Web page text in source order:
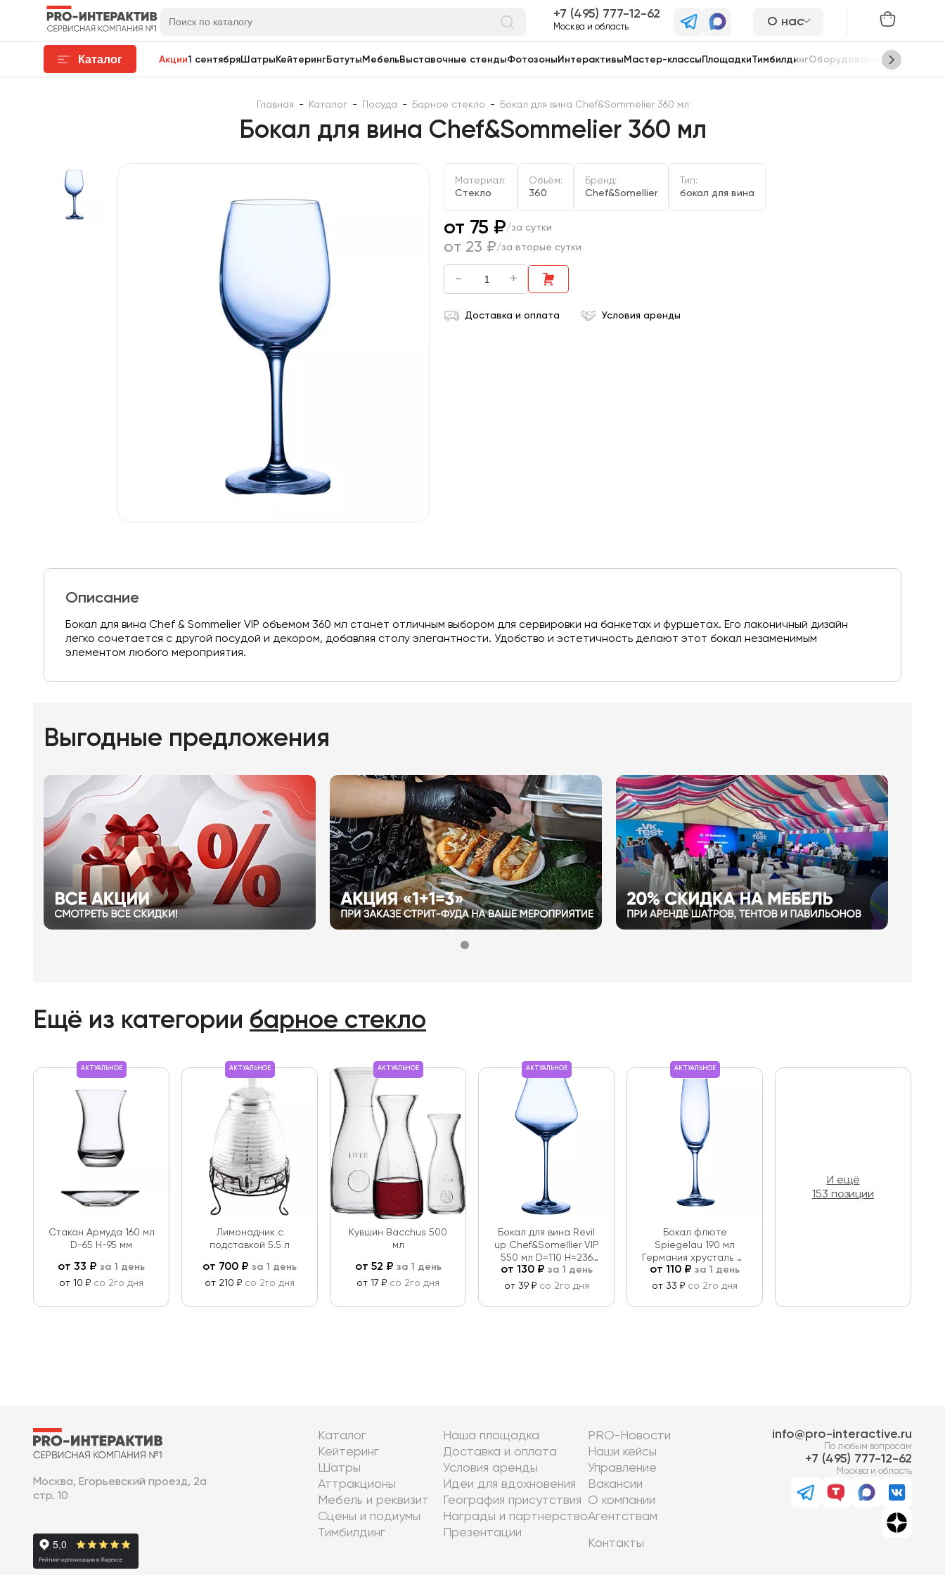
7 (495) 777-12-62
Москва и область О нас
Каталог Акции1 сентябряШатры КейтерингБатуты МебельВыставочные стендыФотозоны Интерактивы Мастер-классы ПлощадкиТимбилдингОборудование Сцены
Главная - Каталог - Посуда - Барное стекло - Бокал для вина Chef&Sommelier 360 мл
Бокал для вина Chef&Sommelier 360 мл
Материал:
Стекло
Объём:
360
Бренд:
Chef&Somellier
Тип:
бокал для вина
от 75 ₽/за сутки
от 23 ₽/за вторые сутки
- +
Доставка и оплата Условия аренды
Описание
Бокал для вина Chef & Sommelier VIP объемом 360 мл станет отличным выбором для сервировки на банкетах и фуршетах. Его лаконичный дизайн
легко сочетается с другой посудой и декором, добавляя столу элегантности. Удобство и эстетичность делают этот бокал незаменимым
элементом любого мероприятия.
Выгодные предложения
Ещё из категории барное стекло
АКТУАЛЬНОЕ
Стакан Армуда 160 мл
D-65 Н-95 мм
от 33 ₽ за 1 день
от 10 ₽ со 2го дня
АКТУАЛЬНОЕ
Лимонадник с
подставкой 5.5 л
от 700 ₽ за 1 день
от 210 ₽ со 2го дня
АКТУАЛЬНОЕ
Кувшин Bacchus 500
мл
от 52 ₽ за 1 день
от 17 ₽ со 2го дня
АКТУАЛЬНОЕ
Бокал для вина Revil
up Chef&Somellier VIP
550 мл D=110 H=236
мм
от 130₽ за 1 день
от 39 ₽ со 2го дня
АКТУАЛЬНОЕ
Бокал флюте
Spiegelau 190 мл
Германия хрусталь D-
5см Н-22.5 см
от 110 ₽ за 1 день
от 33 ₽ со 2го дня
И ещё
153 позиции
Москва, Егорьевский проезд, 2а
стр. 10
Каталог
Кейтеринг
Шатры
Аттракционы
Мебель и реквизит
Сцены и подиумы
Тимбилдинг
Наша площадка
Доставка и оплата
Условия аренды
Идеи для вдохновения
География присутствия
Награды и партнерство
Презентации
PRO-Новости
Наши кейсы
Управление
Вакансии
О компании
Агентствам
Контакты
info@pro-interactive.ru
По любым вопросам
7 (495) 777-12-62
Москва и область